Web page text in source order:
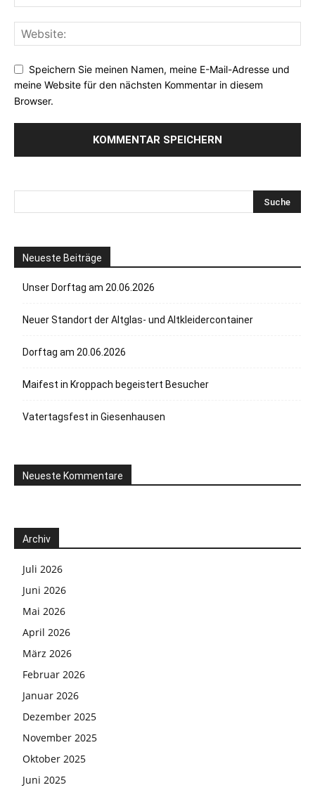
Speichern Sie meinen Namen, meine E-Mail-Adresse und
meine Website für den nächsten Kommentar in diesem
Browser.
Neueste Beiträge
Unser Dorftag am 20.06.2026
Neuer Standort der Altglas- und Altkleidercontainer
Dorftag am 20.06.2026
Maifest in Kroppach begeistert Besucher
Vatertagsfest in Giesenhausen
Neueste Kommentare
Archiv
Juli 2026
Juni 2026
Mai 2026
April 2026
März 2026
Februar 2026
Januar 2026
Dezember 2025
November 2025
Oktober 2025
Juni 2025